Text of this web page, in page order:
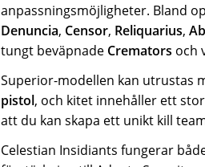
anpassningsmöjligheter. Bland
Denuncia, Censor, Reliquarius,
tungt beväpnade Cremators och
Superior-modellen kan utrustas
pistol, och kitet innehåller ett
att du kan skapa ett unikt kill
Celestian Insidiants fungerar